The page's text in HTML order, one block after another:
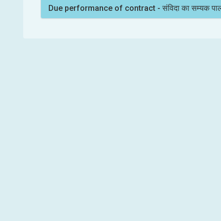
Due performance of contract - संविदा का सम्यक